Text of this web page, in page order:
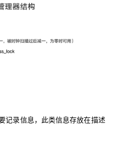
记录信息，此类信息存放在描述